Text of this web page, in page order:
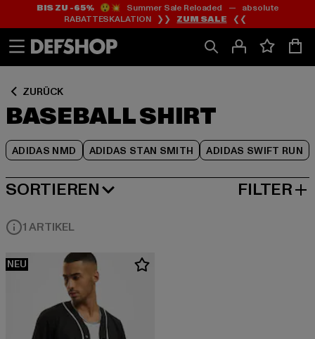
Zum
Inhalt
springen
Zum
Fußzeile
springen
BIS ZU -65%😲💥 Summer Sale Reloaded — absolute
RABATTESKALATION ❯❯ ZUM SALE ❮❮
ZURÜCK
BASEBALL SHIRT
ADIDAS NMD ADIDAS STAN SMITH ADIDAS SWIFT RUN
Zum
Produktraster
springen
SORTIEREN
BELIEBTESTE FILTER
1 ARTIKEL
NEU